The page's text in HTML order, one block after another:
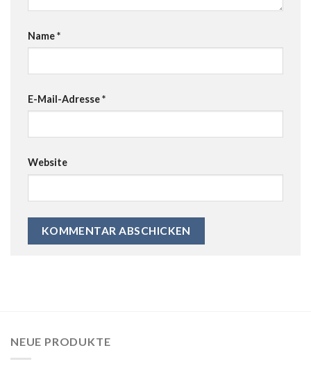
Name*
E-Mail-Adresse*
Website
NEUE PRODUKTE